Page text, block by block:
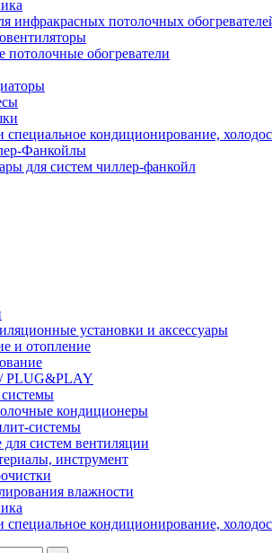
инфракрасных потолочных
обогреватели
специальное кондиционирование,
Фанкойлы
для систем чиллер-фанкойл
установки и аксессуары
и отопление
PLUG&PLAY
кондиционеры
системы
систем вентиляции
инструмент
влажности
специальное кондиционирование,